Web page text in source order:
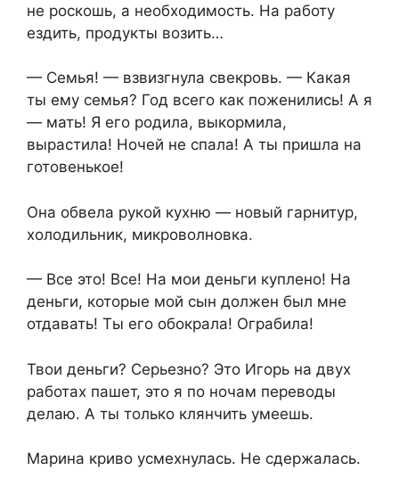
не роскошь, а необходимость. На работу
ездить, продукты возить…
— Семья! — взвизгнула свекровь. — Какая
ты ему семья? Год всего как поженились! А я
— мать! Я его родила, выкормила,
вырастила! Ночей не спала! А ты пришла на
готовенькое!
Она обвела рукой кухню — новый гарнитур,
холодильник, микроволновка.
— Все это! Все! На мои деньги куплено! На
деньги, которые мой сын должен был мне
отдавать! Ты его обокрала! Ограбила!
Твои деньги? Серьезно? Это Игорь на двух
работах пашет, это я по ночам переводы
делаю. А ты только клянчить умеешь.
Марина криво усмехнулась. Не сдержалась.